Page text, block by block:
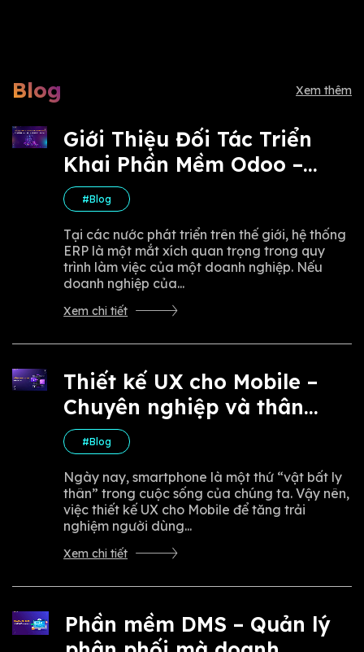
Blog Xem thêm
Giới Thiệu Đối Tác Triển
Khai Phần Mềm Odoo –
Quản Trị Doanh Nghiệp Với
10,000 Module
#Blog
Tại các nước phát triển trên thế giới, hệ thống
ERP là một mắt xích quan trọng trong quy
trình làm việc của một doanh nghiệp. Nếu
doanh nghiệp của...
Xem chi tiết
Thiết kế UX cho Mobile –
Chuyên nghiệp và thân
thiện với người dùng
#Blog
Ngày nay, smartphone là một thứ “vật bất ly
thân” trong cuộc sống của chúng ta. Vậy nên,
việc thiết kế UX cho Mobile để tăng trải
nghiệm người dùng...
Xem chi tiết
Phần mềm DMS – Quản lý